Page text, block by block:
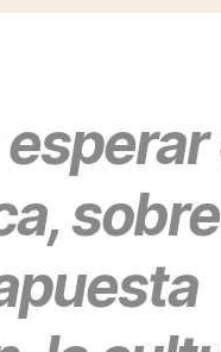
sobre